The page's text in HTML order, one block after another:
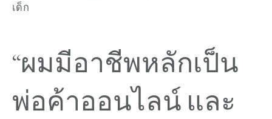
เด็ก
“ผมมีอาชีพหลักเป็น
พ่อค้าออนไลน์ และ